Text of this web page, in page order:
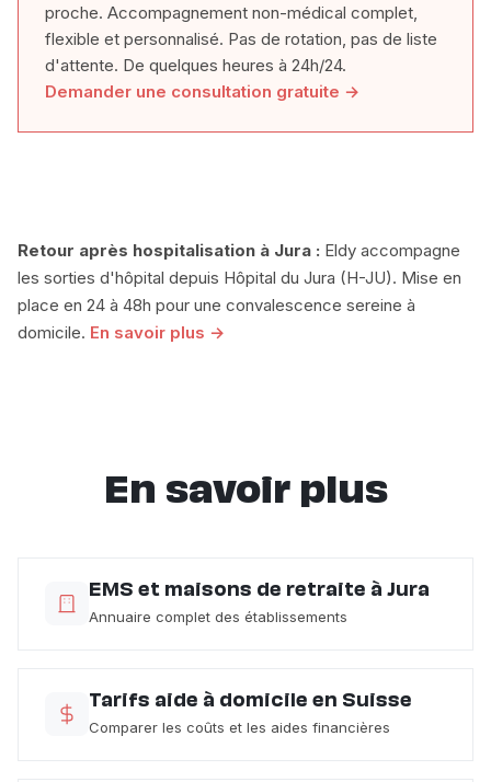
proche. Accompagnement non-médical complet,
flexible et personnalisé. Pas de rotation, pas de liste
d'attente. De quelques heures à 24h/24.
Demander une consultation gratuite →
Retour après hospitalisation à Jura : Eldy accompagne
les sorties d'hôpital depuis Hôpital du Jura (H-JU). Mise en
place en 24 à 48h pour une convalescence sereine à
domicile. En savoir plus →
En savoir plus
EMS et maisons de retraite à Jura
Annuaire complet des établissements
Tarifs aide à domicile en Suisse
Comparer les coûts et les aides financières